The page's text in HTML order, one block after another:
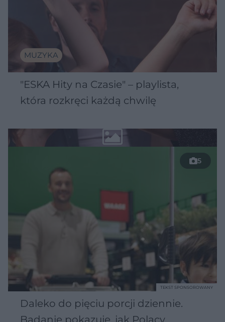
MUZYKA
"ESKA Hity na Czasie" – playlista,
która rozkręci każdą chwilę
5
Daleko do pięciu porcji dziennie.
Badanie pokazuje, jak Polacy
TEKST SPONSOROWANY